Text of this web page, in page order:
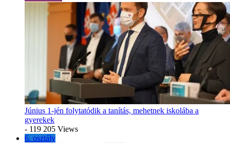
Június 1-jén folytatódik a tanítás, mehetnek iskolába a
gyerekek
- 119 205 Views
6. osztály